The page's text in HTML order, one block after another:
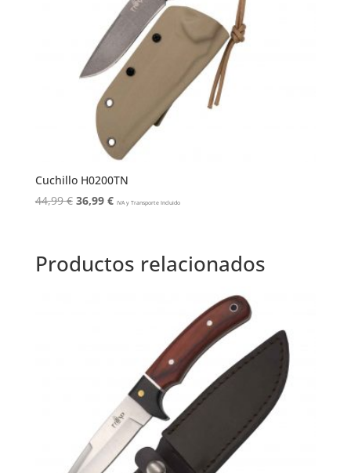
Cuchillo H0200TN
44,99€ El
era:
44,99 €.
36,99 €El
36,99 €.
IVA y Transporte Incluido
Productos relacionados